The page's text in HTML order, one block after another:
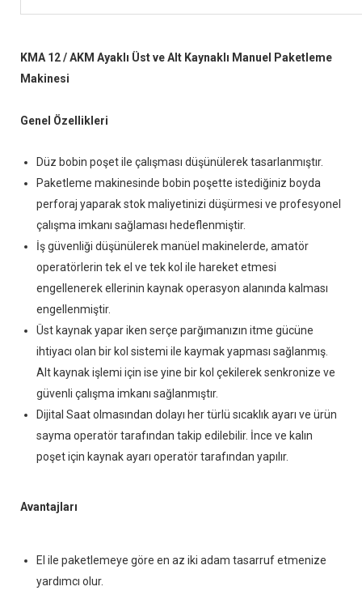
KMA 12 / AKM Ayaklı Üst ve Alt Kaynaklı Manuel Paketleme
Makinesi
Genel Özellikleri
Düz bobin poşet ile çalışması düşünülerek tasarlanmıştır.
Paketleme makinesinde bobin poşette istediğiniz boyda
perforaj yaparak stok maliyetinizi düşürmesi ve profesyonel
çalışma imkanı sağlaması hedeflenmiştir.
İş güvenliği düşünülerek manüel makinelerde, amatör
operatörlerin tek el ve tek kol ile hareket etmesi
engellenerek ellerinin kaynak operasyon alanında kalması
engellenmiştir.
Üst kaynak yapar iken serçe parğımanızın itme gücüne
ihtiyacı olan bir kol sistemi ile kaymak yapması sağlanmış.
Alt kaynak işlemi için ise yine bir kol çekilerek senkronize ve
güvenli çalışma imkanı sağlanmıştır.
Dijital Saat olmasından dolayı her türlü sıcaklık ayarı ve ürün
sayma operatör tarafından takip edilebilir. İnce ve kalın
poşet için kaynak ayarı operatör tarafından yapılır.
Avantajları
El ile paketlemeye göre en az iki adam tasarruf etmenize
yardımcı olur.